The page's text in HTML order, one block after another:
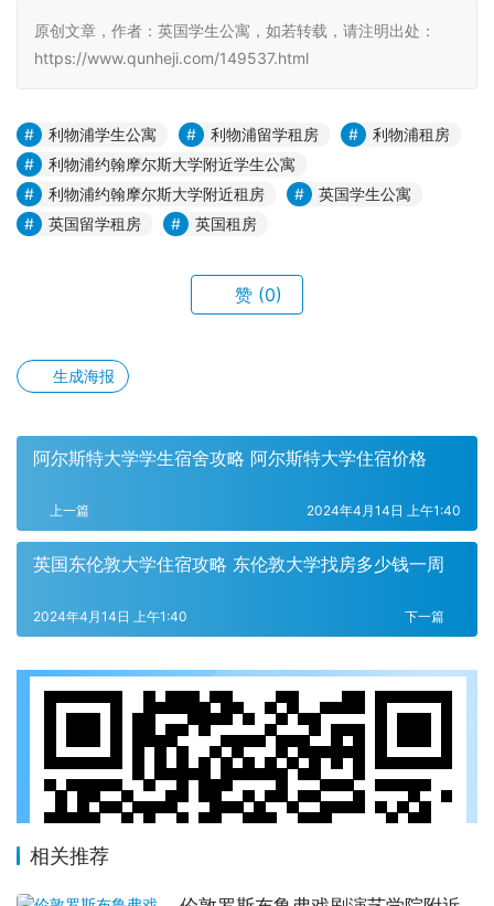
原创文章，作者：英国学生公寓，如若转载，请注明出处：
https://www.qunheji.com/149537.html
利物浦学生公寓 利物浦留学租房
利物浦租房
利物浦约翰摩尔斯大学附近学生公寓
利物浦约翰摩尔斯大学附近租房
英国学生公寓
英国留学租房
英国租房
赞 (0)
生成海报
阿尔斯特大学学生宿舍攻略 阿尔斯特大学住宿价格
上一篇 2024年4月14日 上午1:40
英国东伦敦大学住宿攻略 东伦敦大学找房多少钱一周
下一篇
2024年4月14日 上午1:40
相关推荐